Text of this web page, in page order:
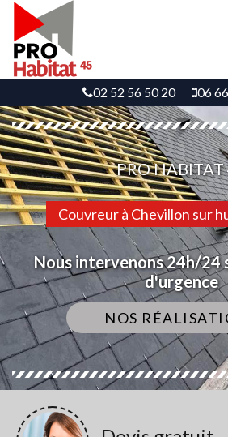
02 52 56 50 20 06
PRO HABITAT
Couvreur à Chevillon sur
Nous intervenons 24h/24
d'urgence
NOS